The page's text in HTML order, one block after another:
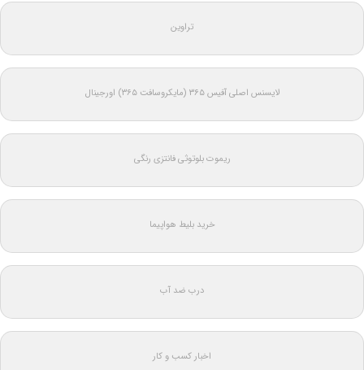
تراوین
لایسنس اصلی آفیس ۳۶۵ (مایکروسافت ۳۶۵) اورجینال
ریموت بلوتوثی فانتزی رنگی
خرید بلیط هواپیما
درب ضد آب
اخبار کسب و کار